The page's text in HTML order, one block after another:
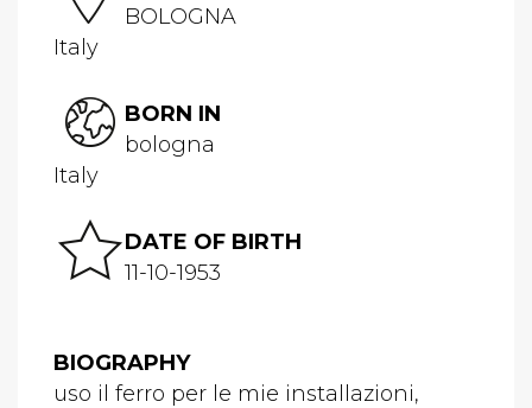
BOLOGNA
Italy
BORN IN
bologna
Italy
DATE OF BIRTH
11-10-1953
BIOGRAPHY
uso il ferro per le mie installazioni,